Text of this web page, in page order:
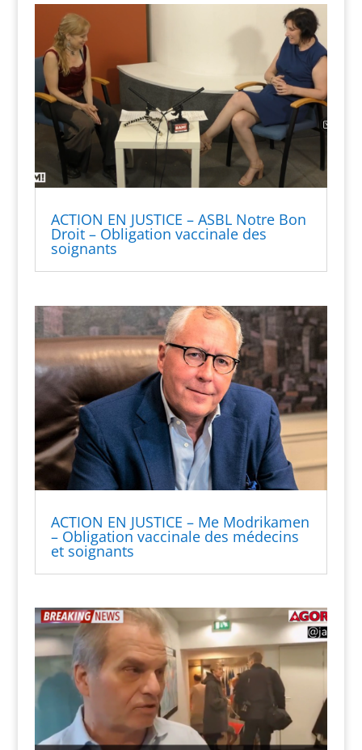
ACTION EN JUSTICE – ASBL Notre Bon
Droit – Obligation vaccinale des
soignants
ACTION EN JUSTICE – Me Modrikamen
– Obligation vaccinale des médecins
et soignants